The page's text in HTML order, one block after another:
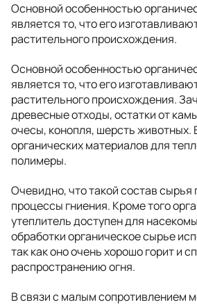
Основной особенностью
является то, что его
растительного происхождения.
Основной особенностью
является то, что его
растительного происхождения.
древесные отходы, остатки от
очесы, конопля, шерсть животных.
органических материалов для
полимеры.
Очевидно, что такой состав сырья
процессы гниения. Кроме того
утеплитель доступен для
обработки органическое сырье
так как оно очень хорошо горит и
распространению огня.
В связи с малым сопротивлением